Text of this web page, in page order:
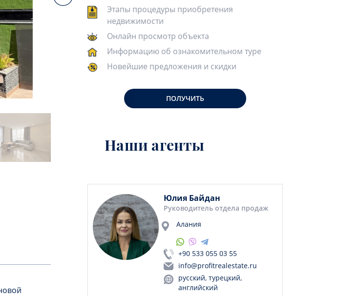
Этапы процедуры приобретения
недвижимости
Онлайн просмотр объекта
Информацию об ознакомительном туре
Новейшие предложения и скидки
ПОЛУЧИТЬ
Наши агенты
Юлия Байдан
Руководитель отдела продаж
Алания
+90 533 055 03 55
info@profitrealestate.ru
русский, турецкий,
английский